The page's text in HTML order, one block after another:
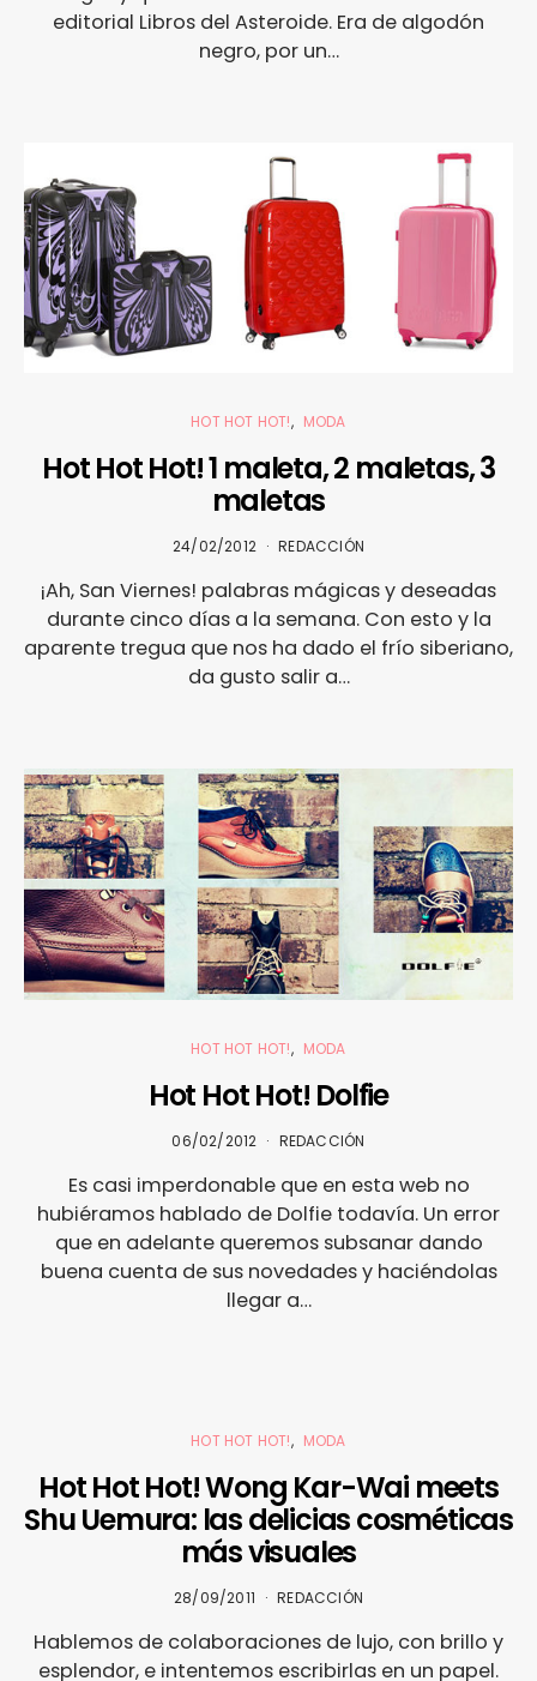
editorial Libros del Asteroide. Era de algodón
negro, por un…
HOT HOT HOT! MODA
Hot Hot Hot! 1 maleta, 2 maletas, 3
maletas
24/02/2012 REDACCIÓN
¡Ah, San Viernes! palabras mágicas y deseadas
durante cinco días a la semana. Con esto y la
aparente tregua que nos ha dado el frío siberiano,
da gusto salir a…
HOT HOT HOT! MODA
Hot Hot Hot! Dolfie
06/02/2012 REDACCIÓN
Es casi imperdonable que en esta web no
hubiéramos hablado de Dolfie todavía. Un error
que en adelante queremos subsanar dando
buena cuenta de sus novedades y haciéndolas
llegar a…
HOT HOT HOT! MODA
Hot Hot Hot! Wong Kar-Wai meets
Shu Uemura: las delicias cosméticas
más visuales
28/09/2011 REDACCIÓN
Hablemos de colaboraciones de lujo, con brillo y
esplendor, e intentemos escribirlas en un papel.